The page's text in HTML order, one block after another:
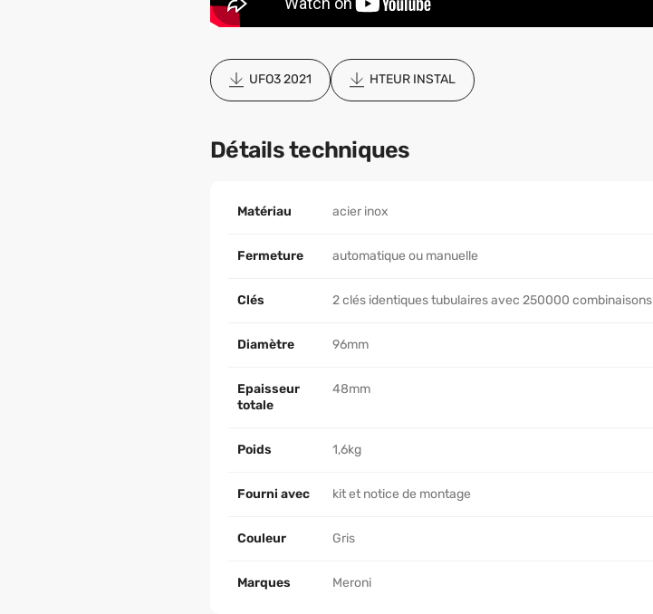
UFO3 2021 HTEUR INSTAL
Détails techniques
Matériau acier inox
Fermeture automatique ou manuelle
Clés 2 clés identiques tubulaires avec 250000 combinaisons
Diamètre 96mm
Epaisseur
totale
48mm
Poids 1,6kg
Fourni avec kit et notice de montage
Couleur Gris
Marques Meroni